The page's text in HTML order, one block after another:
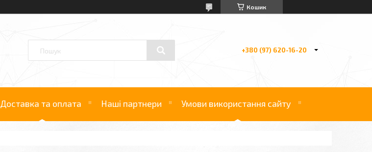
Кошик
+380 (97) 620-16-20
Доставка та оплата Наші партнери Умови використання сайту